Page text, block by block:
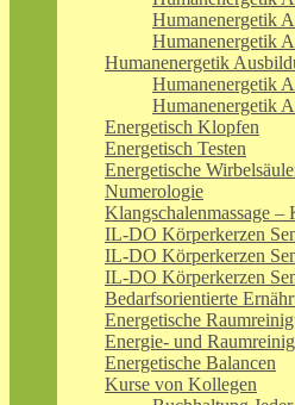
Humanenergetik
Humanenergetik
Humanenergetik
Humanenergetik
Humanenergetik
Energetisch Klopfen
Energetisch Testen
Energetische
Numerologie
Klangschalenmassage –
IL-DO Körperkerzen
IL-DO Körperkerzen
IL-DO Körperkerzen
Bedarfsorientierte
Energetische
Energie- und
Energetische Balancen
Kurse von Kollegen